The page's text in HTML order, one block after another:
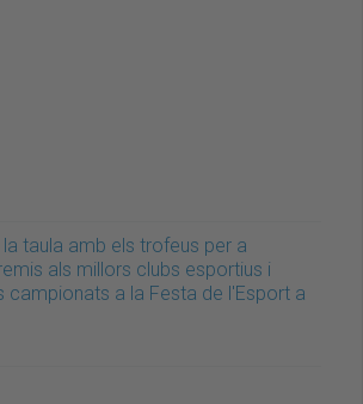
taula amb els trofeus per a
als millors clubs esportius i
campionats a la Festa de l'Esport a